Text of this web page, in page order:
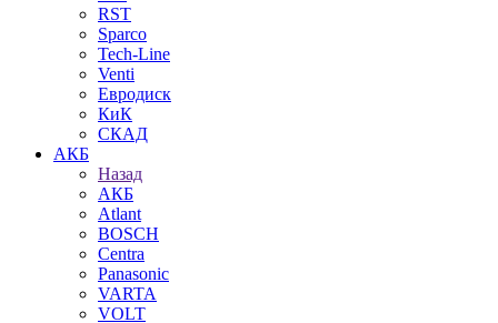
RST
Sparco
Tech-Line
Venti
Евродиск
КиК
СКАД
АКБ
Назад
АКБ
Atlant
BOSCH
Centra
Panasonic
VARTA
VOLT